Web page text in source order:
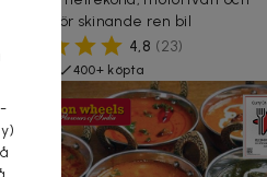
vaxning för skinande ren bil
4,8 (23)
400+ köpta